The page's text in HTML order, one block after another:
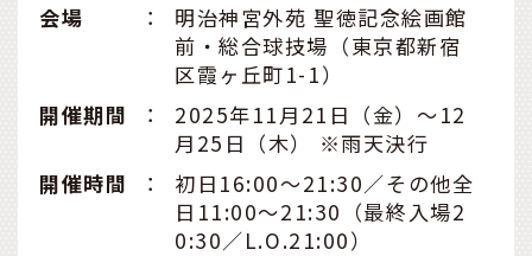
会場
：
明治神宮外苑 聖徳記念絵画館
前・総合球技場（東京都新宿
区霞ヶ丘町1-1）
開催期間
：
2025年11月21日（金）～12
月25日（木） ※雨天決行
開催時間
：
初日16:00～21:30／その他全
日11:00～21:30（最終入場2
0:30／L.O.21:00）